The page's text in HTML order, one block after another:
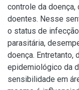
controle da
doentes. Nesse
o status de
parasitária,
doença. Entretanto,
epidemiológico da
sensibilidade em